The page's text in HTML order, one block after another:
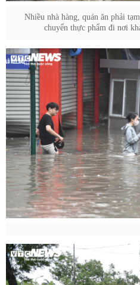
Nhiều nhà hàng, quán ăn phải
chuyển thực phẩm đi nơi